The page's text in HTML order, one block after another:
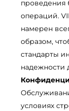
проведения
операций.
намерен
образом,
стандарты
надежности
условиях